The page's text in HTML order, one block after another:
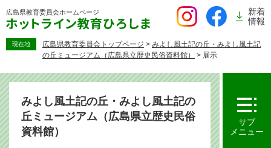
ー
広島県教育委員会ホームページ
新着
情報
現在地 広島県教育委員会トップページ > みよし風土記の丘・みよし風土記
の丘ミュージアム（広島県立歴史民俗資料館）
> 展示
みよし風土記の丘・みよし風土記の
丘ミュージアム（広島県立歴史民俗
資料館）
サブ
メニュー